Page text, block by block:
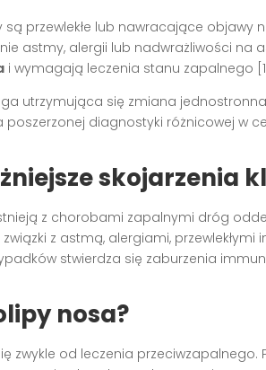
przewlekłe lub nawracające objawy
astmy, alergii lub nadwrażliwości na
i wymagają leczenia stanu zapalnego
utrzymująca się zmiana
diagnostyki różnicowej w
skojarzenia
z chorobami zapalnymi dróg
z astmą, alergiami,
stwierdza się zaburzenia
nosa?
zwykle od leczenia przeciwzapalnego.